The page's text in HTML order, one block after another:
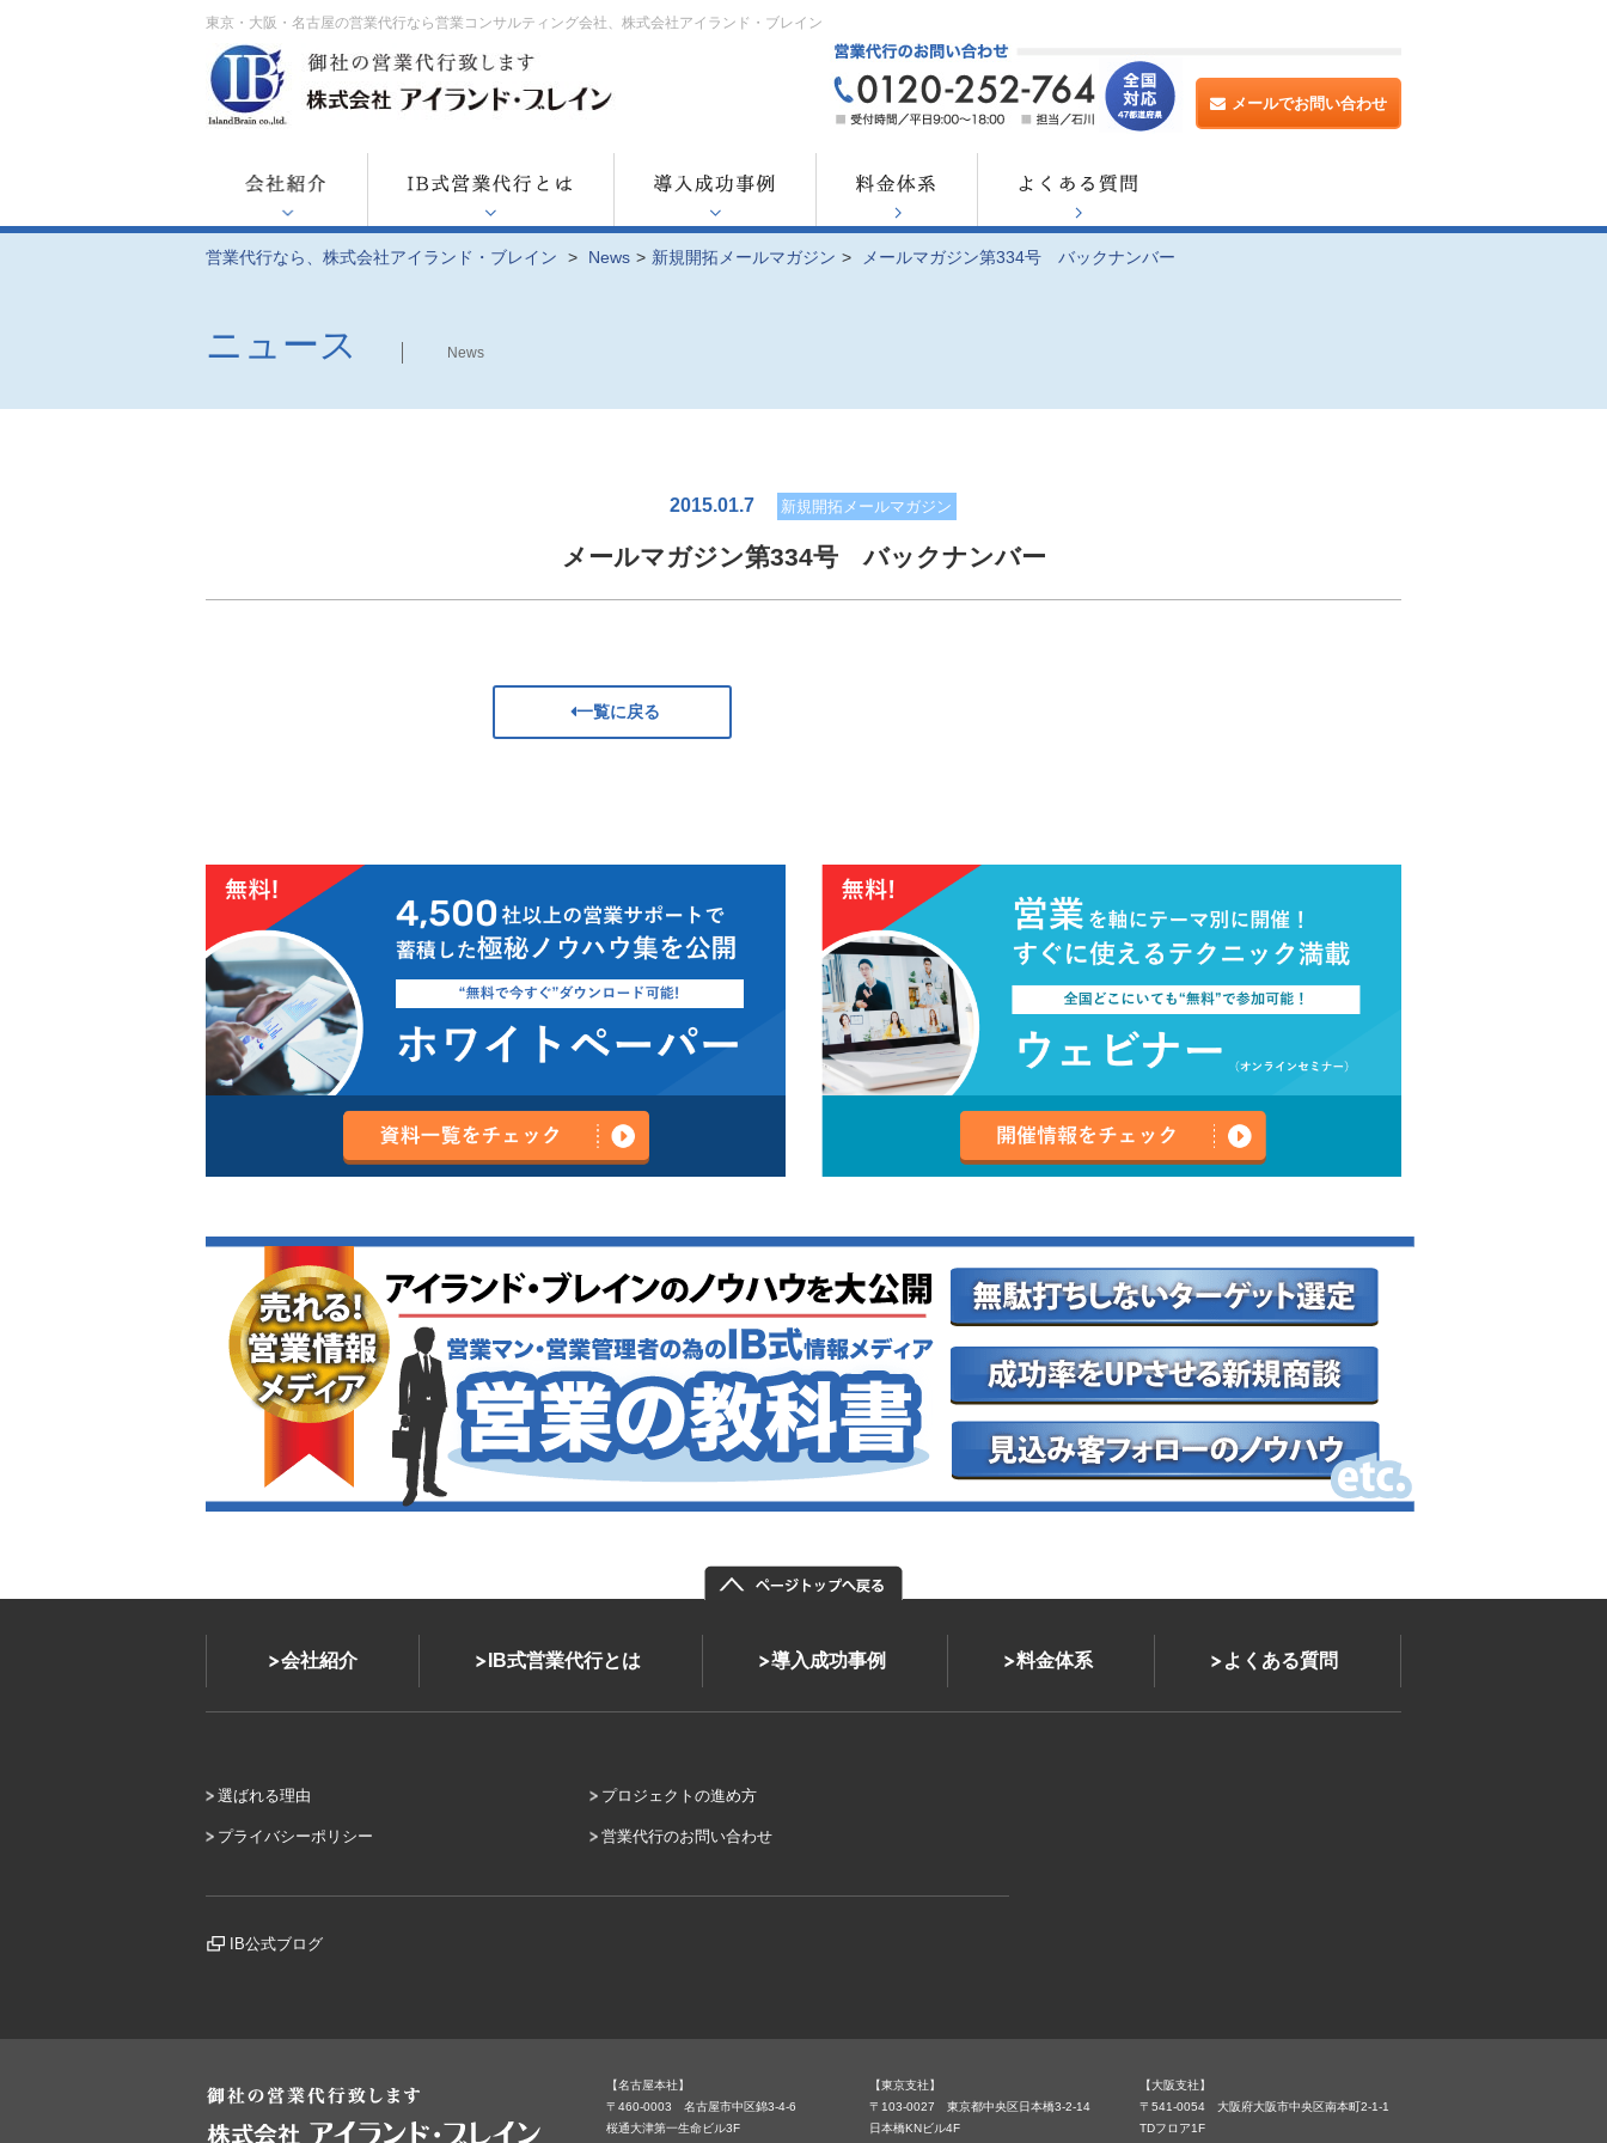
東京・大阪・名古屋の営業代行なら営業コンサルティング会社、株式会社アイランド・ブレイン
メールでお問い合わせ
営業代行なら、株式会社アイランド・ブレイン > News > 新規開拓メールマガジン > メールマガジン第334号 バックナンバー
ニュース News
2015.01.7 新規開拓メールマガジン
メールマガジン第334号 バックナンバー
一覧に戻る
会社紹介 IB式営業代行とは 導入成功事例 料金体系 よくある質問
選ばれる理由 プロジェクトの進め方
プライバシーポリシー 営業代行のお問い合わせ
IB公式ブログ
【名古屋本社】
〒460-0003 名古屋市中区錦3-4-6
桜通大津第一生命ビル3F
【東京支社】
〒103-0027 東京都中央区日本橋3-2-14
日本橋KNビル4F
【大阪支社】
〒541-0054 大阪府大阪市中央区南本町2-1-1
TDフロア1F